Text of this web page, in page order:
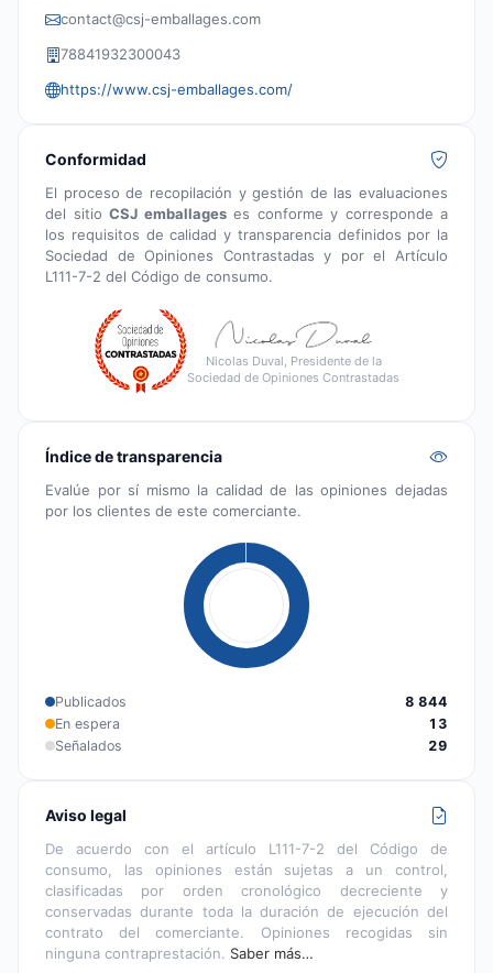
contact@csj-emballages.com
78841932300043
https://www.csj-emballages.com/
Conformidad
El proceso de recopilación y gestión de las evaluaciones
del sitio CSJ emballageses conforme y corresponde a
los requisitos de calidad y transparencia definidos por la
Sociedad de Opiniones Contrastadas y por el Artículo
L111-7-2 del Código de consumo.
Nicolas Duval, Presidente de la
Sociedad de Opiniones Contrastadas
Índice de transparencia
Evalúe por sí mismo la calidad de las opiniones dejadas
por los clientes de este comerciante.
Publicados
8 844
En espera
13
Señalados
29
Aviso legal
De acuerdo con el artículo L111-7-2 del Código de
consumo, las opiniones están sujetas a un control,
clasificadas por orden cronológico decreciente y
conservadas durante toda la duración de ejecución del
contrato del comerciante. Opiniones recogidas sin
ninguna contraprestación. Saber más…